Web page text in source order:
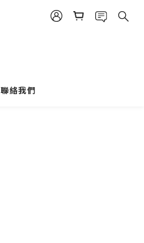
聯絡我們